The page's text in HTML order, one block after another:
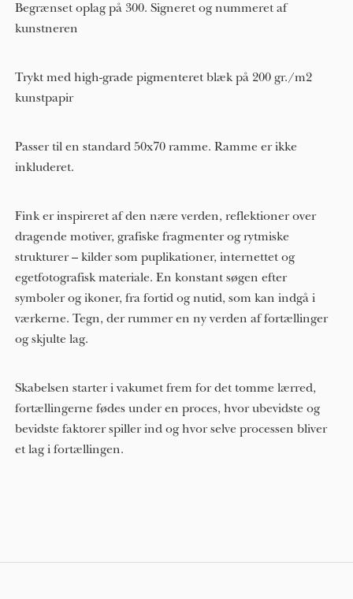
Begrænset oplag på 300. Signeret og nummeret af
kunstneren
Trykt med high-grade pigmenteret blæk på 200 gr./m2
kunstpapir
Passer til en standard 50x70 ramme. Ramme er ikke
inkluderet.
Fink er inspireret af den nære verden, reflektioner over
dragende motiver, grafiske fragmenter og rytmiske
strukturer – kilder som puplikationer, internettet og
egetfotografisk materiale. En konstant søgen efter
symboler og ikoner, fra fortid og nutid, som kan indgå i
værkerne. Tegn, der rummer en ny verden af fortællinger
og skjulte lag.
Skabelsen starter i vakumet frem for det tomme lærred,
fortællingerne fødes under en proces, hvor ubevidste og
bevidste faktorer spiller ind og hvor selve processen bliver
et lag i fortællingen.